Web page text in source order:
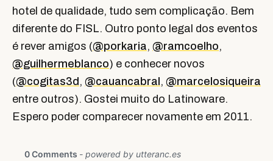
hotel de qualidade, tudo sem complicação. Bem
diferente do FISL. Outro ponto legal dos eventos
é rever amigos (@porkaria, @ramcoelho,
@guilhermeblanco) e conhecer novos
(@cogitas3d , @cauancabral , @marcelosiqueira
entre outros). Gostei muito do Latinoware.
Espero poder comparecer novamente em 2011.